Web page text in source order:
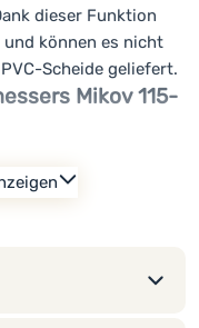
dieser Funktion
und können es nicht
Scheide geliefert.
Mikov 115-